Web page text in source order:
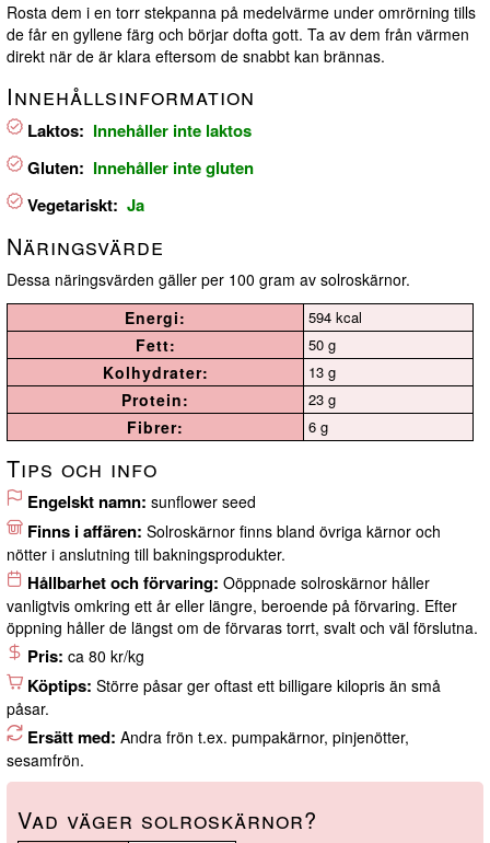
Rosta dem i en torr stekpanna på medelvärme under omrörning tills
de får en gyllene färg och börjar dofta gott. Ta av dem från värmen
direkt när de är klara eftersom de snabbt kan brännas.
Innehållsinformation
Laktos: Innehåller inte laktos
Gluten: Innehåller inte gluten
Vegetariskt: Ja
Näringsvärde
Dessa näringsvärden gäller per 100 gram av solroskärnor.
Energi:
594 kcal
Fett: 50 g
Kolhydrater: 13 g
Protein: 23 g
Fibrer: 6 g
Tips och info
Engelskt namn: sunflower seed
Finns i affären: Solroskärnor finns bland övriga kärnor och
nötter i anslutning till bakningsprodukter.
Hållbarhet och förvaring: Oöppnade solroskärnor håller
vanligtvis omkring ett år eller längre, beroende på förvaring. Efter
öppning håller de längst om de förvaras torrt, svalt och väl förslutna.
Pris: ca 80 kr/kg
Köptips: Större påsar ger oftast ett billigare kilopris än små
påsar.
Ersätt med: Andra frön t.ex. pumpakärnor, pinjenötter,
sesamfrön.
Vad väger solroskärnor?